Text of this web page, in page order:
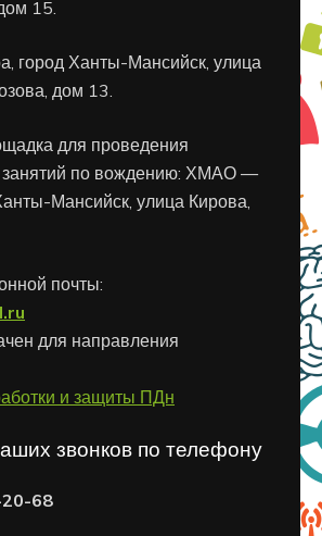
15.
Ханты-Мансийск, улица
дом 13.
для проведения
занятий по вождению: ХМАО —
Мансийск, улица Кирова,
почты:
для направления
и защиты ПДн
звонков по телефону
68